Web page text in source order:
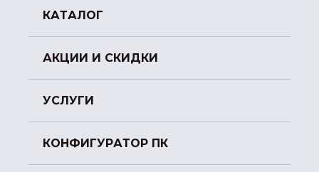
КАТАЛОГ
АКЦИИ И СКИДКИ
УСЛУГИ
КОНФИГУРАТОР ПК